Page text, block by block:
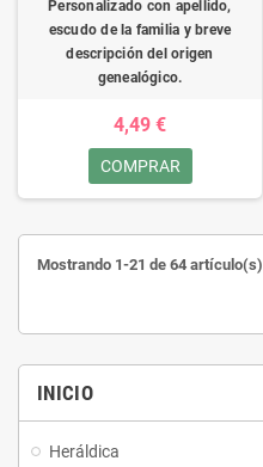
INICIO
Heráldica
Personalizado con apellido,
escudo de la familia y breve
descripción del origen
genealógico.
4,49 €
COMPRAR
Mostrando 1-21 de 64 artículo(s)